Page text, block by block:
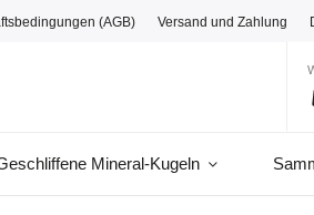
(AGB) Versand und Zahlung
Mineral-Kugeln